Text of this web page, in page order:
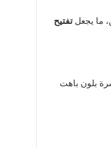
ما يجعلتفتيح
بلون باهت